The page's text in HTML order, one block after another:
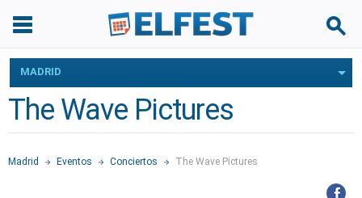
MADRID
The Wave Pictures
Madrid Eventos Conciertos The Wave Pictures